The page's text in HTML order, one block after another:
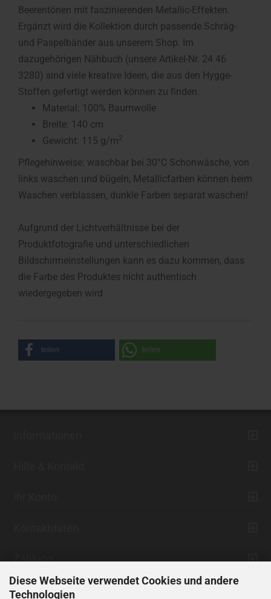
Diese Webseite verwendet Cookies und andere
Technologien
Beerentönen mit faszinierenden Metallic-Effekten.
Ergänzt wird die Kollektion durch passende Schräg-
und Paspelbänder aus unserem Shop. Im
dazugehörigen Nähbuch (unsere Artikel-Nr. 24 46
3280) sind viele kreative Ideen, die aus den Hygge-
Stoffen gefertigt werden können zu finden.
Material: 100% Baumwolle
Breite: 140 cm
Gewicht: 115 g/m2
Pflegehinweise: waschbar bei 30°C Schonwäsche, von
links waschen und bügeln, Metallicfarben können beim
Waschen verblassen, dunkle Farben separat waschen!
Aufgrund der Lichtverhältnisse bei der
Produktfotografie und unterschiedlichen
Bildschirmeinstellungen kann es dazu kommen, dass
die Farbe des Produktes nicht authentisch
wiedergegeben wird
teilen teilen
Zahlung